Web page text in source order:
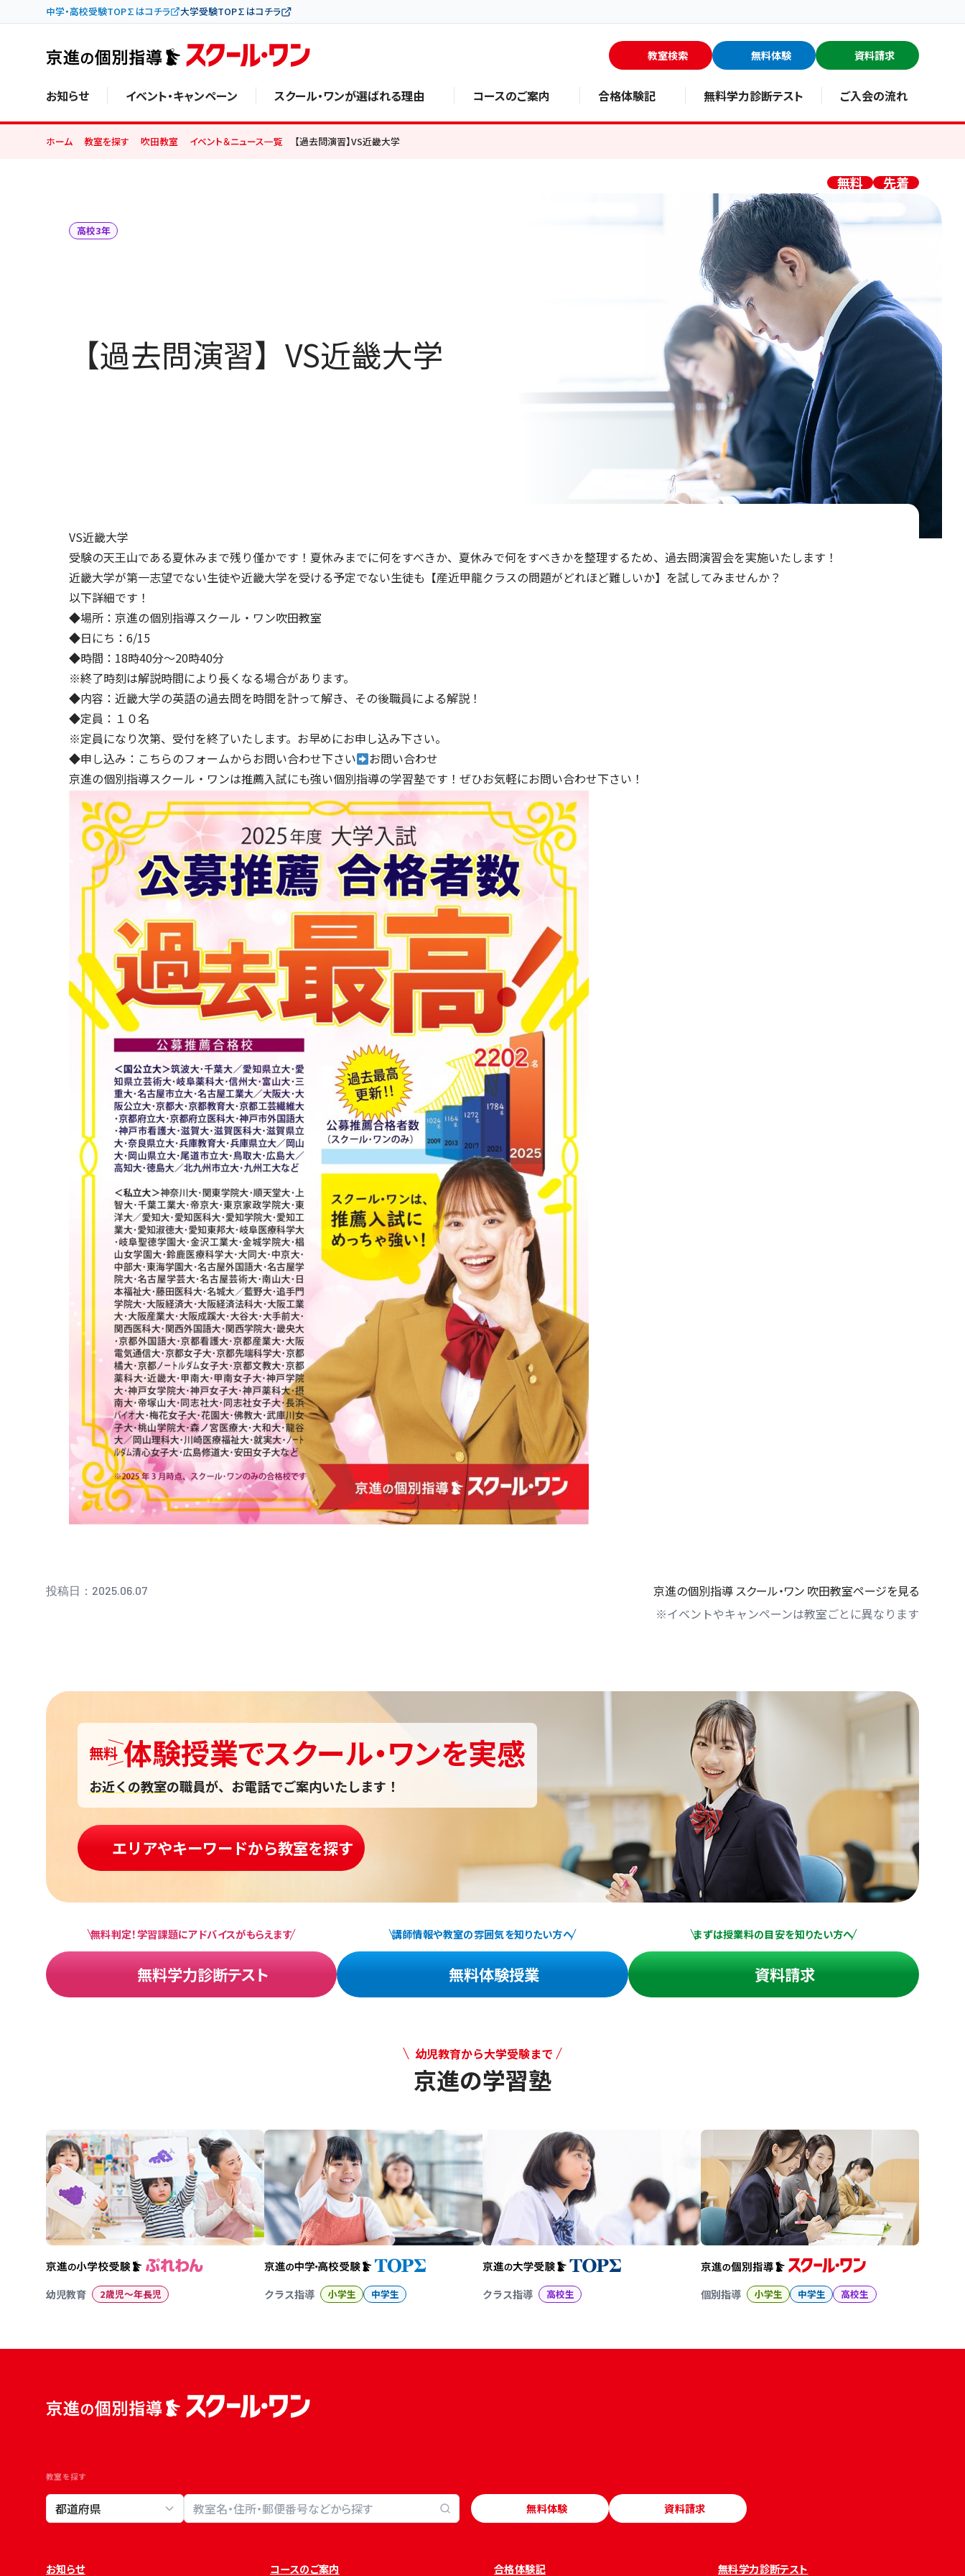
中学・高校受験TOP∑はコチラ 大学受験TOP∑はコチラ
教室検索 無料体験 資料請求
お知らせ イベント・キャンペーン スクール・ワンが選ばれる理由 コースのご案内 合格体験記 無料学力診断テスト ご入会の流れ
ホーム 教室を探す 吹田教室 イベント＆ニュース一覧 【過去問演習】VS近畿大学
高校3年
【過去問演習】VS近畿大学
無料 先着
VS近畿大学
受験の天王山である夏休みまで残り僅かです！夏休みまでに何をすべきか、夏休みで何をすべきかを整理するため、過去問演習会を実施いたします！
近畿大学が第一志望でない生徒や近畿大学を受ける予定でない生徒も【産近甲龍クラスの問題がどれほど難しいか】を試してみませんか？
以下詳細です！
◆場所：京進の個別指導スクール・ワン吹田教室
◆日にち：6/15
◆時間：18時40分～20時40分
※終了時刻は解説時間により長くなる場合があります。
◆内容：近畿大学の英語の過去問を時間を計って解き、その後職員による解説！
◆定員：１０名
※定員になり次第、受付を終了いたします。お早めにお申し込み下さい。
◆申し込み：こちらのフォームからお問い合わせ下さい
お問い合わせ
京進の個別指導スクール・ワンは推薦入試にも強い個別指導の学習塾です！ぜひお気軽にお問い合わせ下さい！
京進の個別指導 スクール・ワン 吹田教室ページを見る
※イベントやキャンペーンは教室ごとに異なります
投稿日：2025.06.07
無料 体験授業でスクール・ワンを実感
お近くの教室の職員が、お電話でご案内いたします！
エリアやキーワードから教室を探す
無料判定！学習課題にアドバイスがもらえます
無料学力診断テスト
講師情報や教室の雰囲気を知りたい方へ
無料体験授業
まずは授業料の目安を知りたい方へ
資料請求
幼児教育から大学受験まで
京進の学習塾
幼児教育 2歳児〜年長児 クラス指導 小学生 中学生 クラス指導 高校生 個別指導 小学生 中学生 高校生
教室を探す
教室検索 無料体験 資料請求
お知らせ コースのご案内 合格体験記 無料学力診断テスト